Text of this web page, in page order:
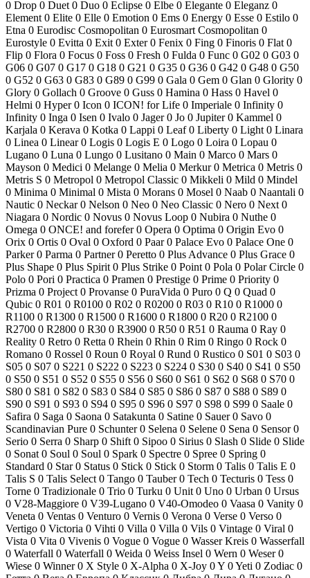
0 Drop 0 Duet 0 Duo 0 Eclipse 0 Elbe 0 Elegante 0 Eleganz 0
Element 0 Elite 0 Elle 0 Emotion 0 Ems 0 Energy 0 Esse 0 Estilo 0
Etna 0 Eurodisc Cosmopolitan 0 Eurosmart Cosmopolitan 0
Eurostyle 0 Evitta 0 Exit 0 Exter0 Fenix 0 Fing 0 Finoris 0 Flat 0
Flip 0 Flora 0 Focus 0 Foss 0 Fresh 0 Fulda 0 Func 0 G02 0 G03 0
G06 0 G07 0 G17 0 G18 0 G21 0 G35 0 G36 0 G42 0 G48 0 G50
0 G52 0 G63 0 G83 0 G89 0 G99 0 Gala 0 Gem 0 Glan 0 Glority 0
Glory 0 Gollach 0 Groove 0 Guss 0 Hamina 0 Hass 0 Havel 0
Helmi 0 Hyper0 Icon 0 ICON! for Life 0 Imperiale 0 Infinity 0
Infinity 0 Inga 0 Isen 0 Ivalo 0 Jager0 Jo 0 Jupiter0 Kammel 0
Karjala 0 Kerava 0 Kotka 0 Lappi 0 Leaf0 Liberty 0 Light 0 Linara
0 Linea 0 Linear0 Logis 0 Logis E 0 Logo 0 Loira 0 Lopau 0
Lugano 0 Luna 0 Lungo 0 Lusitano 0 Main 0 Marco 0 Mars 0
Mayson 0 Medici 0 Melange 0 Melia 0 Merkur0 Metrica 0 Metris 0
Metris S 0 Metropol 0 Metropol Classic 0 Mikkeli 0 Mild 0 Mindel
0 Minima 0 Minimal 0 Mista 0 Morans 0 Mosel 0 Naab 0 Naantali 0
Nautic 0 Neckar0 Nelson 0 Neo 0 Neo Classic 0 Nero 0 Next 0
Niagara 0 Nordic 0 Novus 0 Novus Loop 0 Nubira 0 Nuthe 0
Omega 0 ONCE! and forefer0 Opera 0 Optima 0 Origin Evo 0
Orix 0 Ortis 0 Oval 0 Oxford 0 Paar0 Palace Evo 0 Palace One 0
Parker0 Parma 0 Partner0 Peretto 0 Plus Advance 0 Plus Grace 0
Plus Shape 0 Plus Spirit 0 Plus Strike 0 Point 0 Pola 0 Polar Circle 0
Polo 0 Pori 0 Practica 0 Pramen 0 Prestige 0 Prime 0 Priority 0
Prizma 0 Project 0 Provanse 0 PuraVida 0 Puro 0 Q 0 Quad 0
Qubic 0 R01 0 R0100 0 R02 0 R0200 0 R03 0 R10 0 R1000 0
R1100 0 R1300 0 R1500 0 R1600 0 R1800 0 R20 0 R2100 0
R2700 0 R2800 0 R30 0 R3900 0 R50 0 R51 0 Rauma 0 Ray 0
Reality 0 Retro 0 Retta 0 Rhein 0 Rhin 0 Rim 0 Ringo 0 Rock 0
Romano 0 Rossel 0 Roun 0 Royal 0 Rund 0 Rustico 0 S01 0 S03 0
S05 0 S07 0 S221 0 S222 0 S223 0 S224 0 S30 0 S40 0 S41 0 S50
0 S50 0 S51 0 S52 0 S55 0 S56 0 S60 0 S61 0 S62 0 S68 0 S70 0
S80 0 S81 0 S82 0 S83 0 S84 0 S85 0 S86 0 S87 0 S88 0 S89 0
S90 0 S91 0 S93 0 S94 0 S95 0 S96 0 S97 0 S98 0 S99 0 Saale 0
Safira 0 Saga 0 Saona 0 Satakunta 0 Satine 0 Sauer0 Savo 0
Scandinavian Pure 0 Schunter0 Selena 0 Selene 0 Sena 0 Sensor0
Serio 0 Serra 0 Sharp 0 Shift 0 Sipoo 0 Sirius 0 Slash 0 Slide 0 Slide
0 Sonat 0 Soul 0 Soul 0 Spark 0 Spectre 0 Spree 0 Spring 0
Standard 0 Star0 Status 0 Stick 0 Stick 0 Storm 0 Talis 0 Talis E 0
Talis S 0 Talis Select 0 Tango 0 Tauber0 Tech 0 Tecturis 0 Tess 0
Torne 0 Tradizionale 0 Trio 0 Turku 0 Unit 0 Uno 0 Urban 0 Ursus
0 V28-Maggiore 0 V39-Lugano 0 V40-Omodeo 0 Vaasa 0 Vanity 0
Veneta 0 Ventas 0 Venturo 0 Vernis 0 Verona 0 Verse 0 Verso 0
Vertigo 0 Victoria 0 Vihti 0 Villa 0 Villa 0 Vils 0 Vintage 0 Viral 0
Vista 0 Vita 0 Vivenis 0 Vogue 0 Vogue 0 Wasser Kreis 0 Wasserfall
0 Waterfall 0 Waterfall 0 Weida 0 Weiss Insel 0 Wern 0 Weser0
Wiese 0 Winner0 X Style 0 X-Alpha 0 X-Joy 0Y 0Yeti 0 Zodiac 0